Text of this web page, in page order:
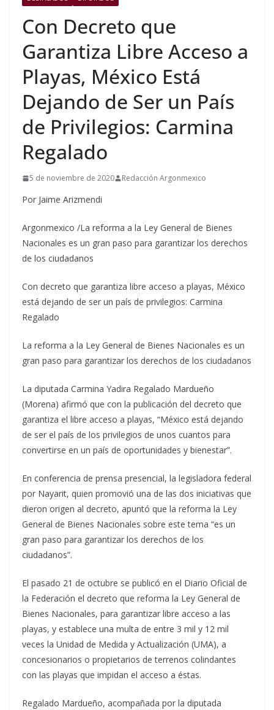
Con Decreto que
Garantiza Libre Acceso a
Playas, México Está
Dejando de Ser un País
de Privilegios: Carmina
Regalado
5 de noviembre de 2020 Redacción Argonmexico
Por Jaime Arizmendi
Argonmexico /La reforma a la Ley General de Bienes
Nacionales es un gran paso para garantizar los derechos
de los ciudadanos
Con decreto que garantiza libre acceso a playas, México
está dejando de ser un país de privilegios: Carmina
Regalado
La reforma a la Ley General de Bienes Nacionales es un
gran paso para garantizar los derechos de los ciudadanos
La diputada Carmina Yadira Regalado Mardueño
(Morena) afirmó que con la publicación del decreto que
garantiza el libre acceso a playas, “México está dejando
de ser el país de los privilegios de unos cuantos para
convertirse en un país de oportunidades y bienestar”.
En conferencia de prensa presencial, la legisladora federal
por Nayarit, quien promovió una de las dos iniciativas que
dieron origen al decreto, apuntó que la reforma la Ley
General de Bienes Nacionales sobre este tema “es un
gran paso para garantizar los derechos de los
ciudadanos”.
El pasado 21 de octubre se publicó en el Diario Oficial de
la Federación el decreto que reforma la Ley General de
Bienes Nacionales, para garantizar libre acceso a las
playas, y establece una multa de entre 3 mil y 12 mil
veces la Unidad de Medida y Actualización (UMA), a
concesionarios o propietarios de terrenos colindantes
con las playas que impidan el acceso a éstas.
Regalado Mardueño, acompañada por la diputada